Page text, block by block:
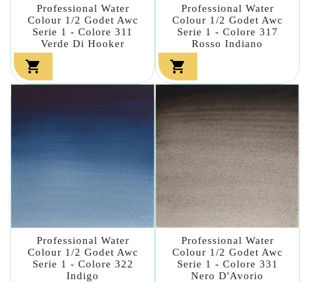
Professional Water
Colour 1/2 Godet Awc
Serie 1 - Colore 311
Verde Di Hooker

Professional Water
Colour 1/2 Godet Awc
Serie 1 - Colore 317
Rosso Indiano

Professional Water
Colour 1/2 Godet Awc
Serie 1 - Colore 322
Indigo
Professional Water
Colour 1/2 Godet Awc
Serie 1 - Colore 331
Nero D'Avorio